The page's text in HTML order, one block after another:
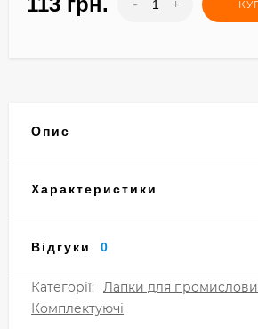
- +
Опис
Характеристики
Відгуки 0
Категорії:
Лапки для
Комплектуючі